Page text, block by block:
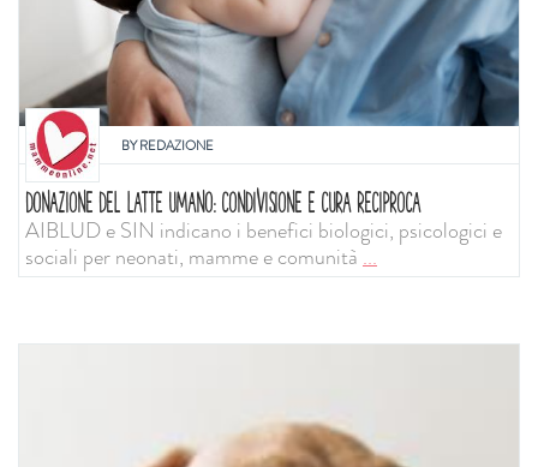
BYREDAZIONE
DONAZIONE DEL LATTE UMANO: CONDIVISIONE E CURA RECIPROCA
AIBLUD e SIN indicano i benefici biologici, psicologici e
sociali per neonati, mamme e comunità...